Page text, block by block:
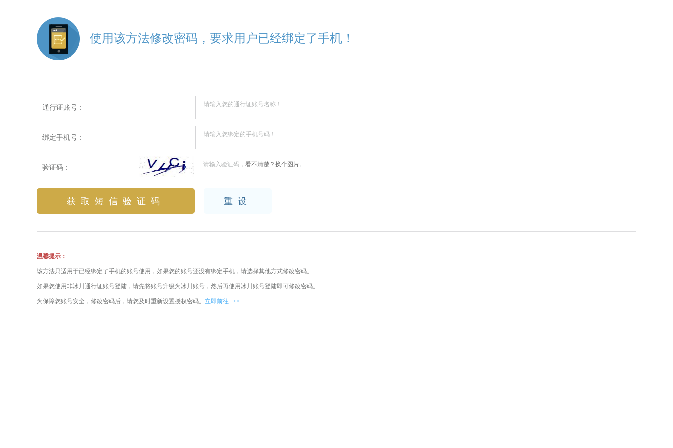
使用该方法修改密码，要求用户已经绑定了手机！
通行证账号： 请输入您的通行证账号名称！
绑定手机号： 请输入您绑定的手机号码！
验证码： 请输入验证码， 看不清楚？换个图片。
温馨提示：
该方法只适用于已经绑定了手机的账号使用，如果您的账号还没有绑定手机，请选择其他方式修改密码。
如果您使用非冰川通行证账号登陆，请先将账号升级为冰川账号，然后再使用冰川账号登陆即可修改密码。
为保障您账号安全，修改密码后，请您及时重新设置授权密码。 立即前往-->>